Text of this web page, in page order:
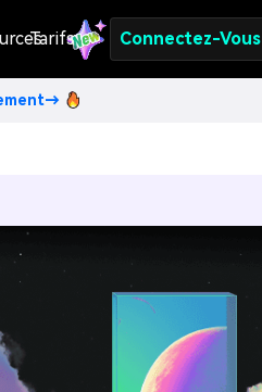
Tarifs Connectez-Vous